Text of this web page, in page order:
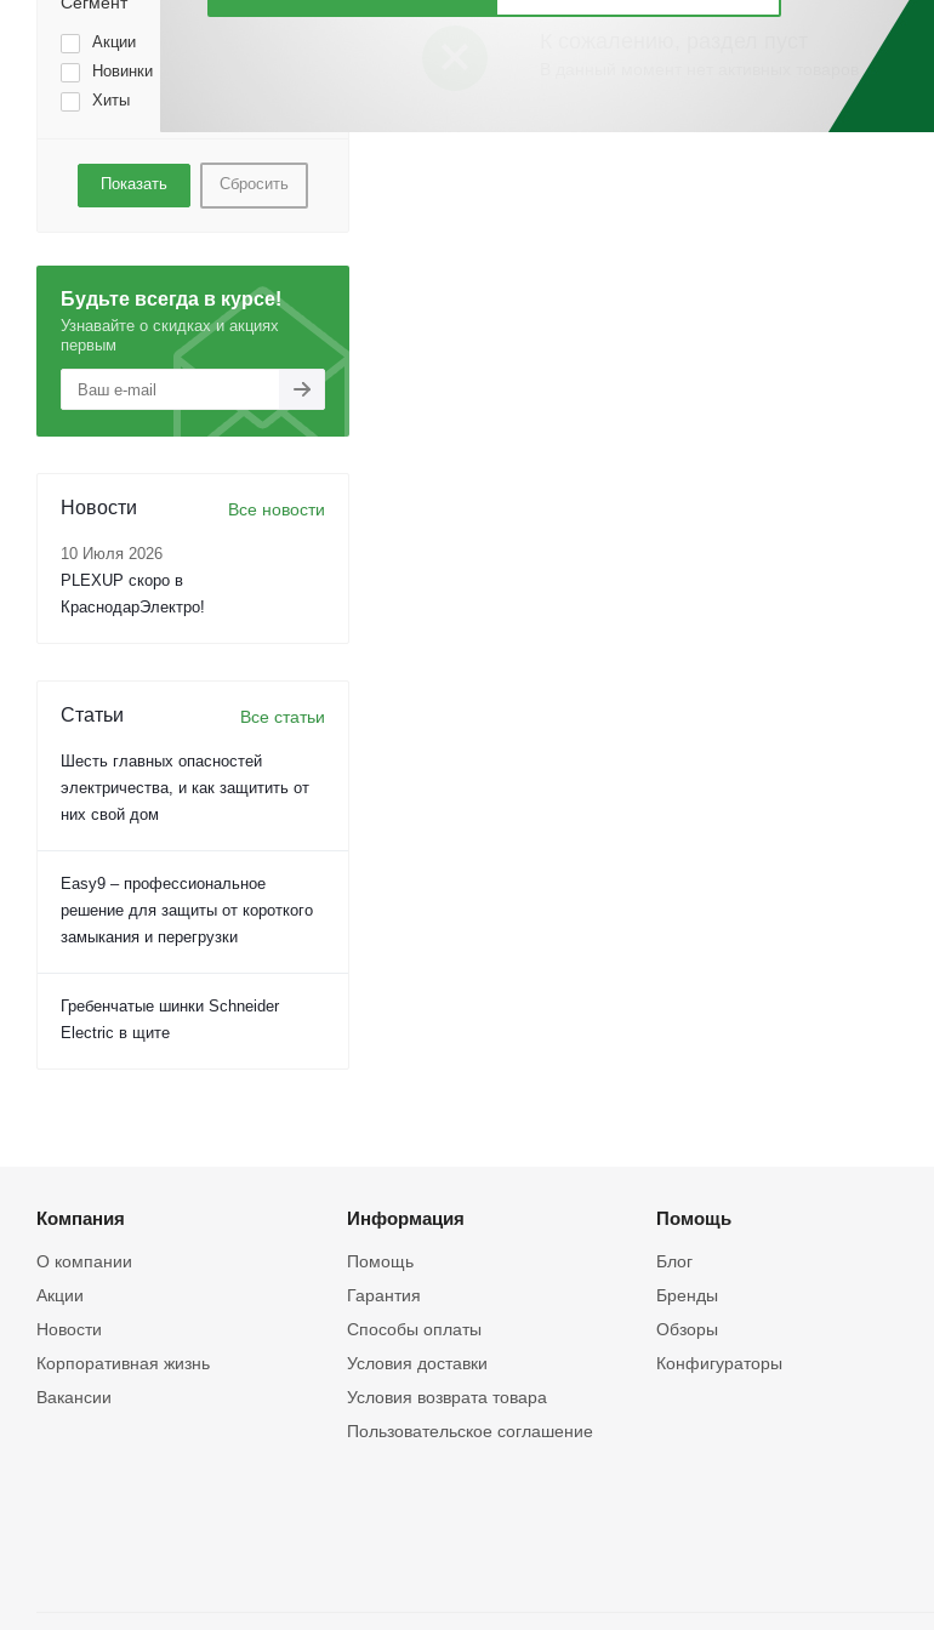
Акции
Новинки
Хиты
Сбросить
Будьте всегда в курсе!
Узнавайте о скидках и акциях
первым
Новости Все новости
10 Июля 2026
PLEXUP скоро в
КраснодарЭлектро!
Статьи Все статьи
Шесть главных опасностей
электричества, и как защитить от
них свой дом
Easy9 – профессиональное
решение для защиты от короткого
замыкания и перегрузки
Гребенчатые шинки Schneider
Electric в щите
Компания
О компании
Акции
Новости
Корпоративная жизнь
Вакансии
Информация
Помощь
Гарантия
Способы оплаты
Условия доставки
Условия возврата товара
Пользовательское соглашение
Помощь
Блог
Бренды
Обзоры
Конфигураторы